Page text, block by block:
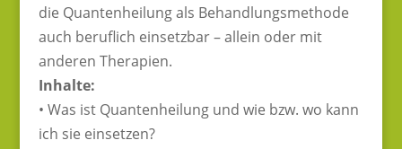
die Quantenheilung als Behandlungsmethode
auch beruflich einsetzbar – allein oder mit
anderen Therapien.
Inhalte:
• Was ist Quantenheilung und wie bzw. wo kann
ich sie einsetzen?